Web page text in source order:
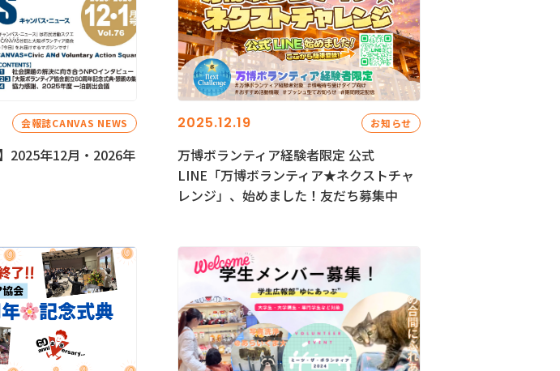
会報誌CANVAS NEWS
2025年12月・2026年
2025.12.19 お知らせ
万博ボランティア経験者限定 公式
LINE「万博ボランティア★ネクストチャ
レンジ」、始めました！友だち募集中